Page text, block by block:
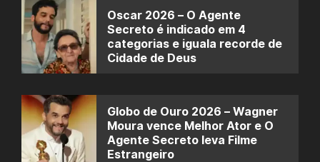
Oscar 2026 – O Agente
Secreto é indicado em 4
categorias e iguala recorde de
Cidade de Deus
Globo de Ouro 2026 – Wagner
Moura vence Melhor Ator e O
Agente Secreto leva Filme
Estrangeiro